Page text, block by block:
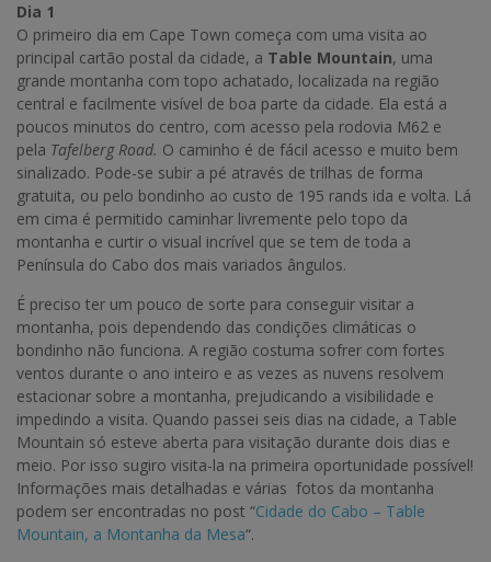
Dia 1
O primeiro dia em Cape Town começa com uma visita ao
principal cartão postal da cidade, a Table Mountain, uma
grande montanha com topo achatado, localizada na região
central e facilmente visível de boa parte da cidade. Ela está a
poucos minutos do centro, com acesso pela rodovia M62 e
pela Tafelberg Road. O caminho é de fácil acesso e muito bem
sinalizado. Pode-se subir a pé através de trilhas de forma
gratuita, ou pelo bondinho ao custo de 195 rands ida e volta. Lá
em cima é permitido caminhar livremente pelo topo da
montanha e curtir o visual incrível que se tem de toda a
Península do Cabo dos mais variados ângulos.
É preciso ter um pouco de sorte para conseguir visitar a
montanha, pois dependendo das condições climáticas o
bondinho não funciona. A região costuma sofrer com fortes
ventos durante o ano inteiro e as vezes as nuvens resolvem
estacionar sobre a montanha, prejudicando a visibilidade e
impedindo a visita. Quando passei seis dias na cidade, a Table
Mountain só esteve aberta para visitação durante dois dias e
meio. Por isso sugiro visita-la na primeira oportunidade possível!
Informações mais detalhadas e várias fotos da montanha
podem ser encontradas no post “Cidade do Cabo – Table
Mountain, a Montanha da Mesa“.